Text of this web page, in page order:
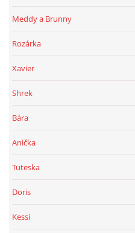
Meddy a Brunny
Rozárka
Xavier
Shrek
Bára
Anička
Tuteska
Doris
Kessi